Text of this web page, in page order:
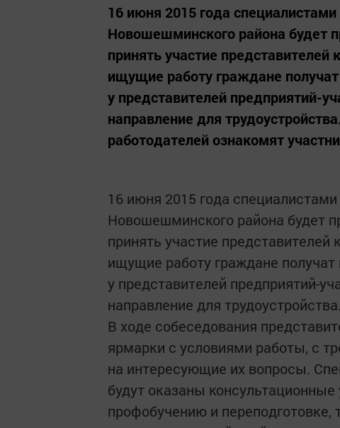
16 июня 2015 года
Новошешминского района будет
принять участие
ищущие работу граждане
у представителей предприятий-
направление для
работодателей ознакомят
16 июня 2015 года
Новошешминского района будет
принять участие
ищущие работу граждане
у представителей предприятий-
направление для трудоустройства.
В ходе собеседования
ярмарки с условиями работы, с
на интересующие их вопросы.
будут оказаны консультационные
профобучению и переподготовке,